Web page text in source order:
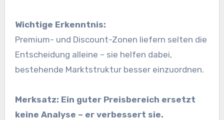
Wichtige Erkenntnis:
Premium- und Discount-Zonen liefern selten die
Entscheidung alleine – sie helfen dabei,
bestehende Marktstruktur besser einzuordnen.
Merksatz: Ein guter Preisbereich ersetzt
keine Analyse – er verbessert sie.